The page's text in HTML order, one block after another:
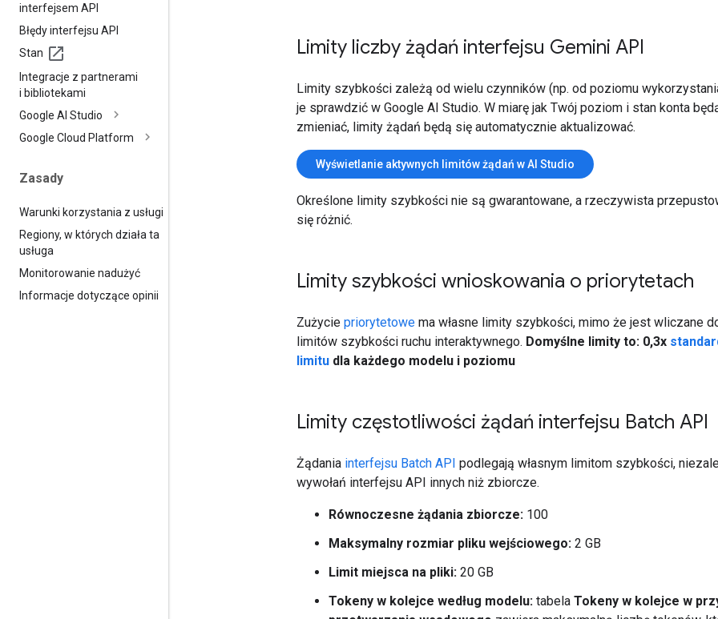
interfejsem API
Błędy interfejsu API
Stan
Integracje z partnerami
i bibliotekami
Google AI Studio
Google Cloud Platform
Zasady
Warunki korzystania z usługi
Regiony, w których działa ta
usługa
Monitorowanie nadużyć
Informacje dotyczące opinii
Limity liczby żądań interfejsu Gemini API
Limity szybkości zależą od wielu czynników (np. od poziomu
je sprawdzić w Google AI Studio. W miarę jak Twój poziom i stan konta
zmieniać, limity żądań będą się automatycznie aktualizować.
Wyświetlanie aktywnych limitów żądań w AI Studio
Określone limity szybkości nie są gwarantowane, a rzeczywista
się różnić.
Limity szybkości wnioskowania o priorytetach
Zużycie priorytetowe ma własne limity szybkości, mimo że jest wliczane
limitów szybkości ruchu interaktywnego. Domyślne limity to: 0,3x
limitu dla każdego modelu i poziomu
Limity częstotliwości żądań interfejsu Batch API
Żądania interfejsu Batch API podlegają własnym limitom szybkości,
wywołań interfejsu API innych niż zbiorcze.
Równoczesne żądania zbiorcze: 100
Maksymalny rozmiar pliku wejściowego: 2 GB
Limit miejsca na pliki: 20 GB
Tokeny w kolejce według modelu: tabela Tokeny w kolejce w